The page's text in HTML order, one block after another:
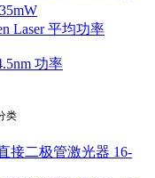
Laser 平均功率
功率
类
接二极管激光器 16-